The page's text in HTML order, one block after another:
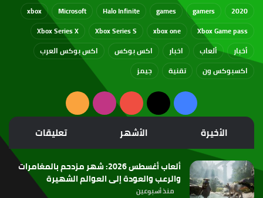
2020
gamers
games
Halo Infinite
Microsoft
xbox
Xbox Game pass
xbox one
Xbox Series S
Xbox Series X
أخبار
ألعاب اخبار اكس بوكس
اكس بوكس العرب
اكسبوكس ون
تقنية جيمز
فيسبوك
‫X
‫YouTubeانستقرامملخص
الموقع
RSS
الأخيرة الأشهر تعليقات
ألعاب أغسطس 2026: شهر مزدحم بالمغامرات
والرعب والعودة إلى العوالم الشهيرة
منذ أسبوعين